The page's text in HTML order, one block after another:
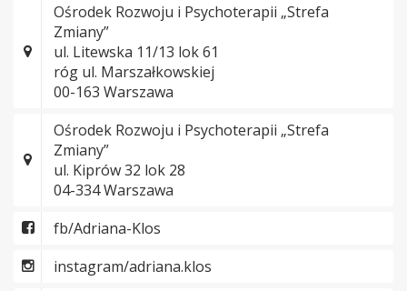
Ośrodek Rozwoju i Psychoterapii „Strefa
Zmiany”
ul. Litewska 11/13 lok 61
róg ul. Marszałkowskiej
00-163 Warszawa
Ośrodek Rozwoju i Psychoterapii „Strefa
Zmiany”
ul. Kiprów 32 lok 28
04-334 Warszawa
fb/Adriana-Klos
instagram/adriana.klos